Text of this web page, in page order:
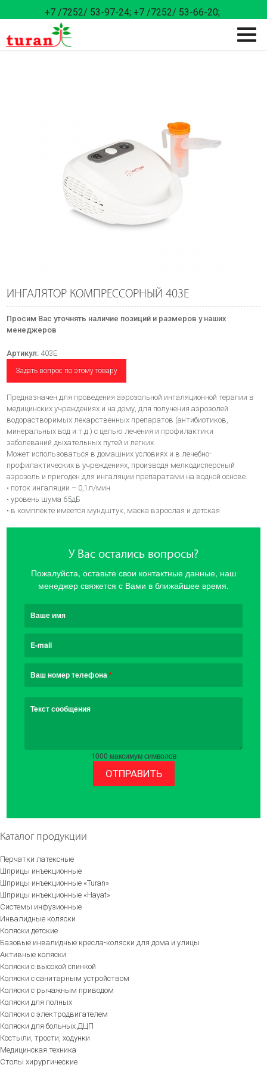
+7 /7252/ 53-97-24; +7 /7252/ 53-66-20;
ИНГАЛЯТОР КОМПРЕССОРНЫЙ 403E
Просим Вас уточнять наличие позиций и размеров у наших
менеджеров
Артикул: 403E
Задать вопрос по этому товару
Предназначен для проведения аэрозольной ингаляционной терапии в
медицинских учреждениях и на дому, для получения аэрозолей
водорастворимых лекарственных препаратов (антибиотиков,
минеральных вод и т.д.) с целью лечения и профилактики
заболеваний дыхательных путей и легких.
Может использоваться в домашних условиях и в лечебно-
профилактических в учреждениях, производя мелкодисперсный
аэрозоль и пригоден для ингаляции препаратами на водной основе.
• поток ингаляции – 0,1л/мин
• уровень шума 65дБ
• в комплекте имеется мундштук, маска взрослая и детская
У Вас остались вопросы?
Пожалуйста, оставьте свои контактные данные, наш
менеджер свяжется с Вами в ближайшее время.
Ваше имя
E-mail
Ваш номер телефона*
Текст сообщения
1000 максимум символов
ОТПРАВИТЬ
Каталог продукции
Перчатки латексные
Шприцы инъекционные
Шприцы инъекционные «Turan»
Шприцы инъекционные «Hayat»
Системы инфузионные
Инвалидные коляски
Коляски детские
Базовые инвалидные кресла-коляски для дома и улицы
Активные коляски
Коляски с высокой спинкой
Коляски с санитарным устройством
Коляски с рычажным приводом
Коляски для полных
Коляски с электродвигателем
Коляски для больных ДЦП
Костыли, трости, ходунки
Медицинская техника
Столы хирургические